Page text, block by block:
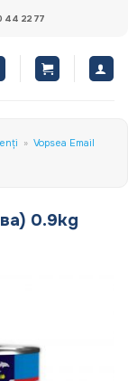
44 22 77
» Vopsea Email
0.9kg